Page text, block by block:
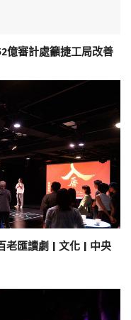
億審計處籲捷工局改善
老匯讀劇 | 文化 | 中央